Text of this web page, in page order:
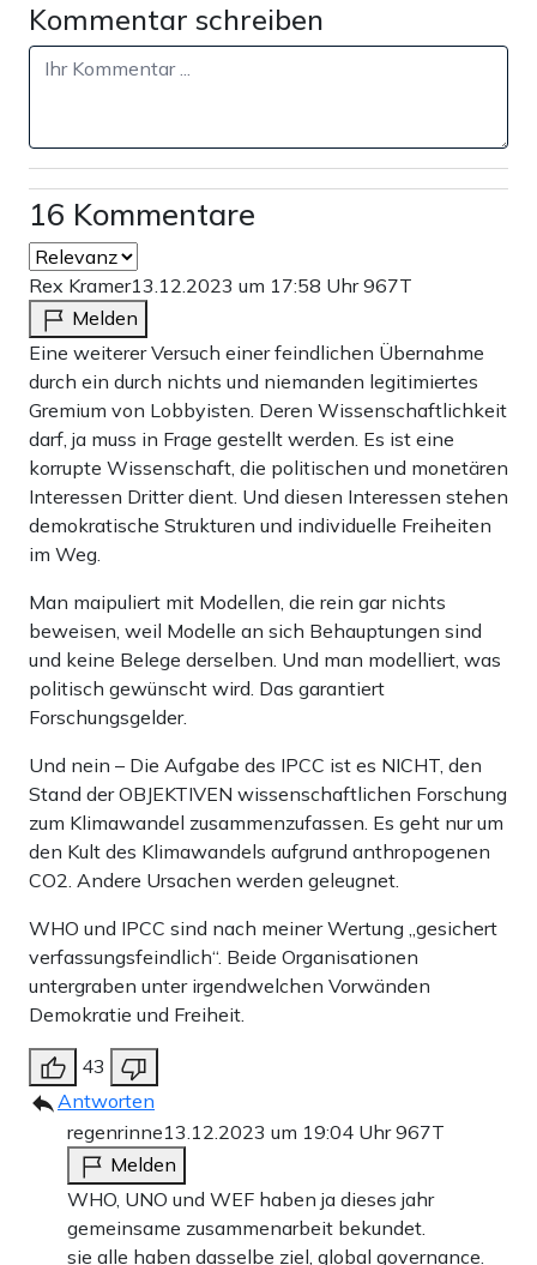
Kommentar schreiben
16 Kommentare
Rex Kramer13.12.2023 um 17:58 Uhr967T
Melden
Eine weiterer Versuch einer feindlichen Übernahme
durch ein durch nichts und niemanden legitimiertes
Gremium von Lobbyisten. Deren Wissenschaftlichkeit
darf, ja muss in Frage gestellt werden. Es ist eine
korrupte Wissenschaft, die politischen und monetären
Interessen Dritter dient. Und diesen Interessen stehen
demokratische Strukturen und individuelle Freiheiten
im Weg.
Man maipuliert mit Modellen, die rein gar nichts
beweisen, weil Modelle an sich Behauptungen sind
und keine Belege derselben. Und man modelliert, was
politisch gewünscht wird. Das garantiert
Forschungsgelder.
Und nein – Die Aufgabe des IPCC ist es NICHT, den
Stand der OBJEKTIVEN wissenschaftlichen Forschung
zum Klimawandel zusammenzufassen. Es geht nur um
den Kult des Klimawandels aufgrund anthropogenen
CO2. Andere Ursachen werden geleugnet.
WHO und IPCC sind nach meiner Wertung „gesichert
verfassungsfeindlich“. Beide Organisationen
untergraben unter irgendwelchen Vorwänden
Demokratie und Freiheit.
43
Antworten
regenrinne13.12.2023 um 19:04 Uhr967T
Melden
WHO, UNO und WEF haben ja dieses jahr
gemeinsame zusammenarbeit bekundet.
sie alle haben dasselbe ziel, global governance.